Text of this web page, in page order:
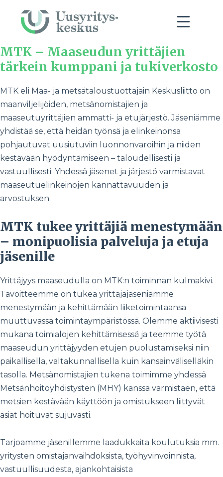
MTK – Maaseudun yrittäjien
tärkein kumppani ja tukiverkosto
MTK eli Maa- ja metsätaloustuottajain Keskusliitto on
maanviljelijöiden, metsänomistajien ja
maaseutuyrittäjien ammatti- ja etujärjestö. Jäseniämme
yhdistää se, että heidän työnsä ja elinkeinonsa
pohjautuvat uusiutuviin luonnonvaroihin ja niiden
kestävään hyödyntämiseen – taloudellisesti ja
vastuullisesti. Yhdessä jäsenet ja järjestö varmistavat
maaseutuelinkeinojen kannattavuuden ja
arvostuksen.
MTK tukee yrittäjiä menestymään
– monipuolisia palveluja ja etuja
jäsenille
Yrittäjyys maaseudulla on MTK:n toiminnan kulmakivi.
Tavoitteemme on tukea yrittäjäjäseniämme
menestymään ja kehittämään liiketoimintaansa
muuttuvassa toimintaympäristössä. Olemme aktiivisesti
mukana toimialojen kehittämisessä ja teemme työtä
maaseudun yrittäjyyden etujen puolustamiseksi niin
paikallisella, valtakunnallisella kuin kansainväliselläkin
tasolla. Metsänomistajien tukena toimimme yhdessä
Metsänhoitoyhdistysten (MHY) kanssa varmistaen, että
metsien kestävään käyttöön ja omistukseen liittyvät
asiat hoituvat sujuvasti.
Tarjoamme jäsenillemme laadukkaita koulutuksia mm.
yritysten omistajanvaihdoksista, työhyvinvoinnista,
vastuullisuudesta, ajankohtaisista